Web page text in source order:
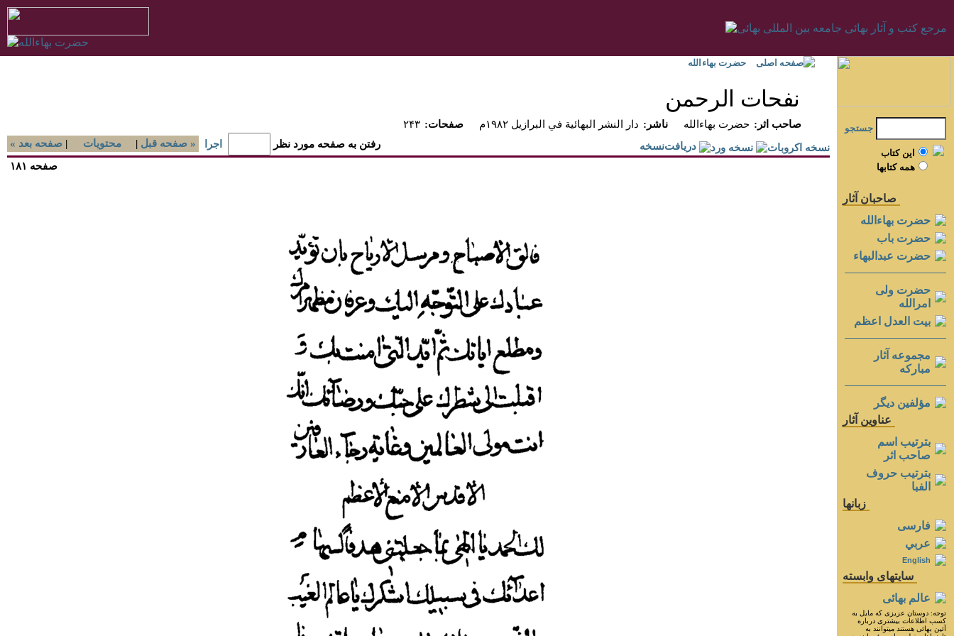
صفحه اصلی حضرت بهاءالله
نفحات الرحمن
۲۴۳ :صفحات دار النشر البهائية في البرازيل ۱۹۸۲م :ناشر حضرت بهاءالله
:صاحب اثر
« صفحه بعد | محتويات | صفحه قبل » رفتن به صفحه مورد نظر اجرا
جستجو
اين کتاب
همه کتابها
صاحبان آثار
حضرت بهاءالله
حضرت باب
حضرت عبدالبهاء
حضرت ولی
امرالله
بيت العدل اعظم
مجموعه آثار
مباركه
مؤلفين ديگر
عناوين آثار
بترتيب اسم
صاحب اثر
بترتيب حروف
الفبا
زبانها
فارسی
عربي
English
سايتهای وابسته
عالم بهائی
توجه: دوستان عزيزى كه مايل به
كسب اطلاعات بيشترى درباره
آئين بهائى هستند ميتوانند به